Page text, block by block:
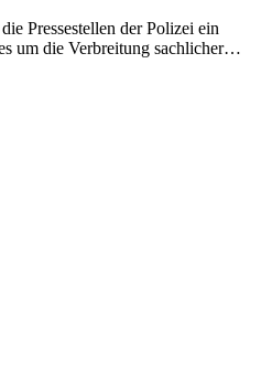
Pressestellen der Polizei ein
um die Verbreitung sachlicher…